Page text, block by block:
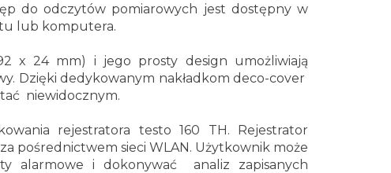
do odczytów pomiarowych jest dostępny w
lub komputera.
x 24 mm) i jego prosty design umożliwiają
Dzięki dedykowanym nakładkom deco-cover
niewidocznym.
rejestratora testo 160 TH. Rejestrator
pośrednictwem sieci WLAN. Użytkownik może
alarmowe i dokonywać analiz zapisanych